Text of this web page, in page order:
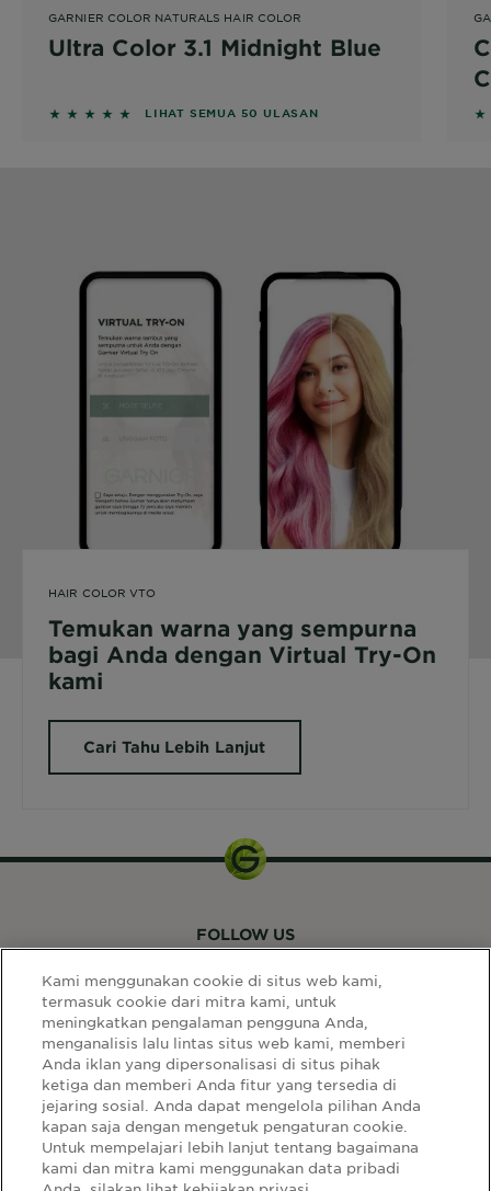
GARNIER COLOR NATURALS HAIR COLOR
Ultra Color 3.1 Midnight Blue
5 out of 5 stars based on reviews
LIHAT SEMUA 50 ULASAN 5
HAIR COLOR VTO
Temukan warna yang sempurna
bagi Anda dengan Virtual Try-On
kami
Cari Tahu Lebih Lanjut
LINK SITUS
Select
Your
Select Your Country:
FOLLOW US
Kami menggunakan cookie di situs web kami,
termasuk cookie dari mitra kami, untuk
meningkatkan pengalaman pengguna Anda,
menganalisis lalu lintas situs web kami, memberi
Anda iklan yang dipersonalisasi di situs pihak
ketiga dan memberi Anda fitur yang tersedia di
jejaring sosial. Anda dapat mengelola pilihan Anda
kapan saja dengan mengetuk pengaturan cookie.
Untuk mempelajari lebih lanjut tentang bagaimana
kami dan mitra kami menggunakan data pribadi